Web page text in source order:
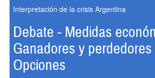
Interpretación de la crisis Argentina
Debate - Medidas
Ganadores y
Opciones